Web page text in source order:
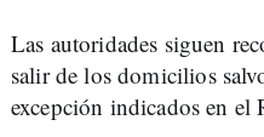
Las autoridades siguen
salir de los domicilios
excepción indicados en el